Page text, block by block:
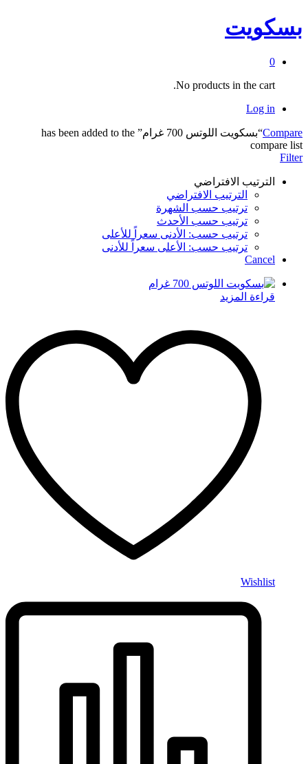
بسكويت
0
No products in the cart.
Log in
Compare
“بسكويت اللوتس 700 غرام” has been added to the
compare list
Filter
الترتيب الافتراضي
الترتيب الافتراضي
ترتيب حسب الشهرة
ترتيب حسب الأحدث
ترتيب حسب: الأدنى سعراً للأعلى
ترتيب حسب: الأعلى سعراً للأدنى
Cancel
قراءة المزيد
Wishlist